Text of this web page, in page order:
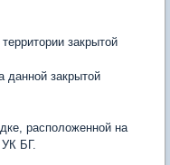
закрытой
данной закрытой
расположенной на
УК БГ.